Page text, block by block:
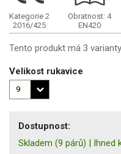
Kategorie 2
2016/425
Obratnost: 4
EN420
Tento produkt má 3 varianty.
Velikost rukavice
Dostupnost:
Skladem (9 párů) | Ihned